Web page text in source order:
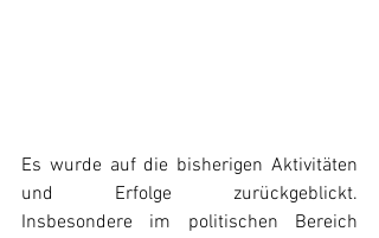
Es wurde auf die bisherigen Aktivitäten
und Erfolge zurückgeblickt.
Insbesondere im politischen Bereich